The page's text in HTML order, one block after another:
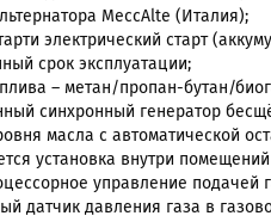
MeccAlte (Италия);
электрический старт
срок эксплуатации;
– метан/пропан-бутан/
синхронный генератор
масла с автоматической
установка внутри
управление подачей
датчик давления газа в